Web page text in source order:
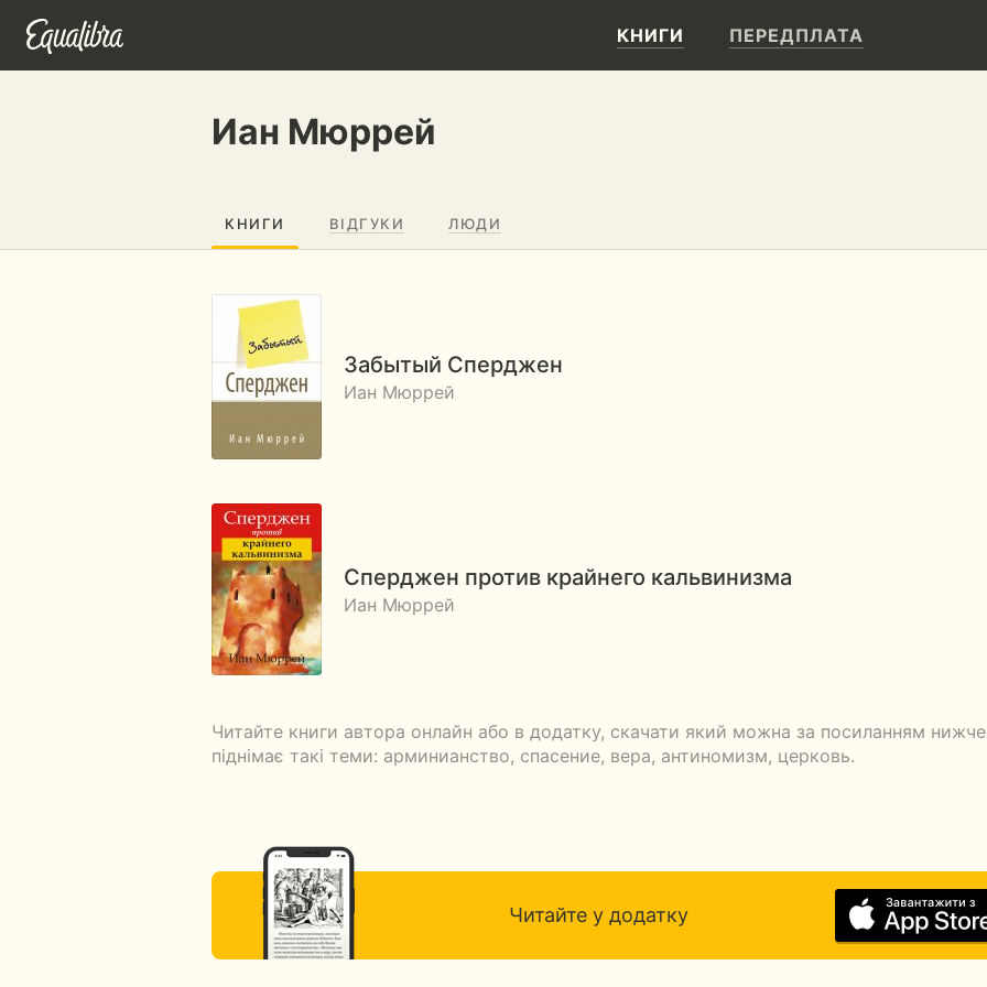
КНИГИ ПЕРЕДПЛАТА
Иан Мюррей
КНИГИ ВІДГУКИ ЛЮДИ
Забытый Сперджен
Иан Мюррей
Сперджен против крайнего кальвинизма
Иан Мюррей
Читайте книги автора онлайн або в додатку, скачати який можна за посиланням
піднімає такі теми: арминианство, спасение, вера, антиномизм, церковь.
Читайте у додатку